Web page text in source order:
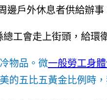
邊戶外休息者供給辦事
物品。微一般勞工身
的五比五黃金比例時